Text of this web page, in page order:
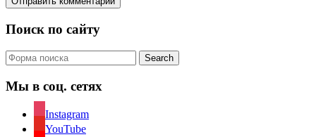
Поиск по сайту
Search
Мы в соц. сетях
Instagram
YouTube